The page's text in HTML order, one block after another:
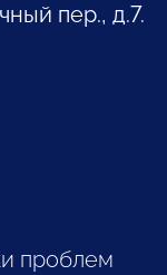
пер., д.7.
проблем